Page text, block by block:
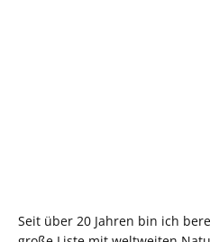
Seit über 20 Jahren bin ich